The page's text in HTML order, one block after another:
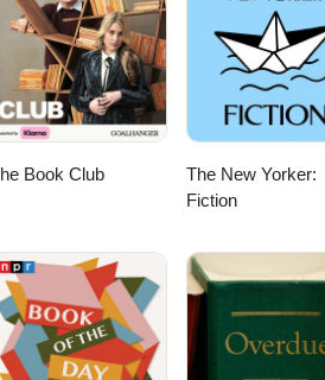
Book Club
The New Yorker:
Fiction